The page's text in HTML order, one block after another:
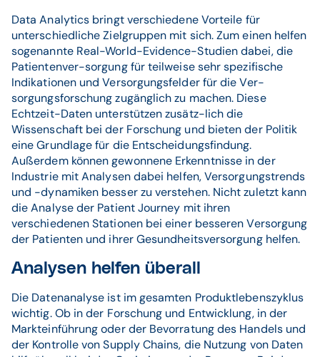
Data Analytics bringt verschiedene Vorteile für
unterschiedliche Zielgruppen mit sich. Zum einen helfen
sogenannte Real-World-Evidence-Studien dabei, die
Patientenver-sorgung für teilweise sehr spezifische
Indikationen und Versorgungsfelder für die Ver-
sorgungsforschung zugänglich zu machen. Diese
Echtzeit-Daten unterstützen zusätz-lich die
Wissenschaft bei der Forschung und bieten der Politik
eine Grundlage für die Entscheidungsfindung.
Außerdem können gewonnene Erkenntnisse in der
Industrie mit Analysen dabei helfen, Versorgungstrends
und -dynamiken besser zu verstehen. Nicht zuletzt kann
die Analyse der Patient Journey mit ihren
verschiedenen Stationen bei einer besseren Versorgung
der Patienten und ihrer Gesundheitsversorgung helfen.
Analysen helfen überall
Die Datenanalyse ist im gesamten Produktlebenszyklus
wichtig. Ob in der Forschung und Entwicklung, in der
Markteinführung oder der Bevorratung des Handels und
der Kontrolle von Supply Chains, die Nutzung von Daten